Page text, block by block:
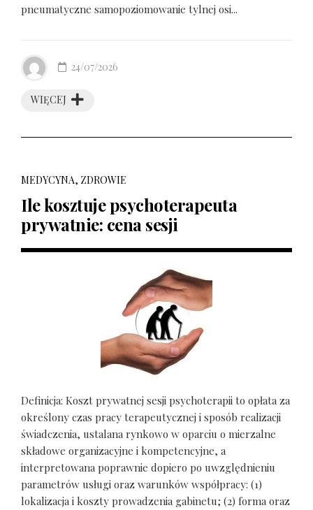
pneumatyczne samopoziomowanie tylnej osi...
WIĘCEJ
24/07/2026
MEDYCYNA, ZDROWIE
Ile kosztuje psychoterapeuta
prywatnie: cena sesji
Definicja: Koszt prywatnej sesji psychoterapii to opłata za
określony czas pracy terapeutycznej i sposób realizacji
świadczenia, ustalana rynkowo w oparciu o mierzalne
składowe organizacyjne i kompetencyjne, a
interpretowana poprawnie dopiero po uwzględnieniu
parametrów usługi oraz warunków współpracy: (1)
lokalizacja i koszty prowadzenia gabinetu; (2) forma oraz